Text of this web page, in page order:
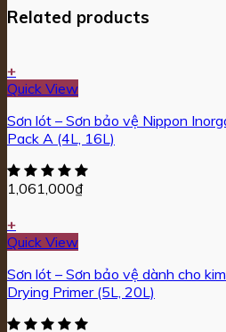
Related products
+
Quick View
Sơn lót – Sơn bảo vệ Nippon
Pack A (4L, 16L)
1,061,000₫
+
Quick View
Sơn lót – Sơn bảo vệ dành cho
Drying Primer (5L, 20L)